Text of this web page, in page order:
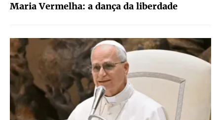
Maria Vermelha: a dança da liberdade